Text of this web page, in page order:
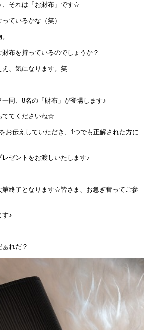
、それは「お財布」です☆
ているかな（笑）
布を持っているのでしょうか？
、気になります。笑
同、8名の「財布」が登場します♪
ててくださいね☆
お伝えしていただき、1つでも正解された方に
ゼントをお渡しいたします♪
第終了となります☆皆さま、お急ぎ奮ってご参
す♪
れだ？
インストラクターのメッセージ
指導員育成コース
スタッフブログ
お問い合わせ
採用情報